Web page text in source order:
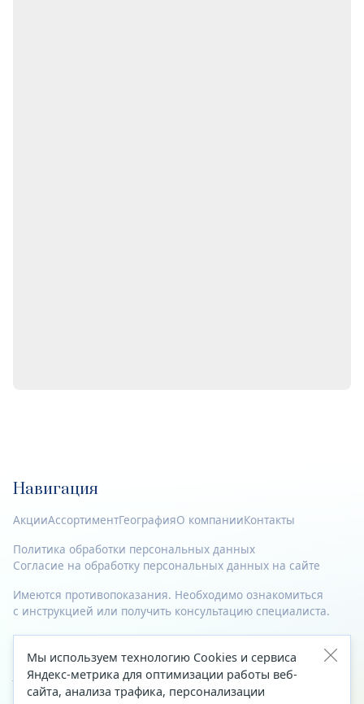
Навигация
АкцииАссортиментГеографияО компанииКонтакты
Политика обработки персональных данных
Согласие на обработку персональных данных на сайте
Имеются противопоказания. Необходимо ознакомиться
с инструкцией или получить консультацию специалиста.
© 2023—2026 Все права защищены.
Адрес
Мы используем технологию Cookies и сервиса
Яндекс-метрика для оптимизации работы веб-
сайта, анализа трафика, персонализации